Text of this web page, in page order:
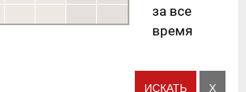
за все
время